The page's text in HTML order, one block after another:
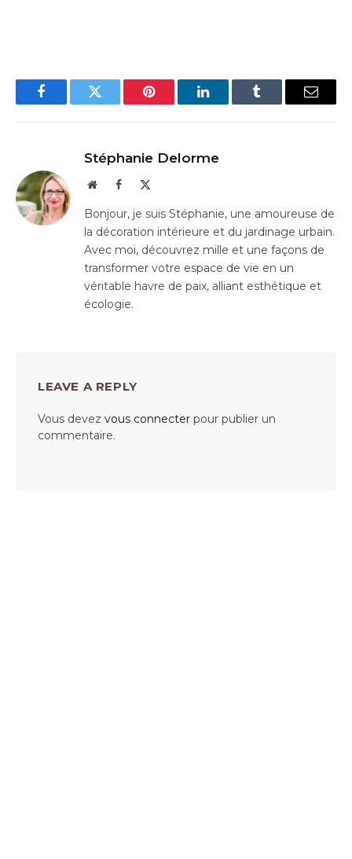
FacebookTwitter Pinterest LinkedInTumblr Email
Stéphanie Delorme
WebsiteFacebook
Bonjour, je suis Stéphanie, une amoureuse de
la décoration intérieure et du jardinage urbain.
Avec moi, découvrez mille et une façons de
transformer votre espace de vie en un
véritable havre de paix, alliant esthétique et
écologie.
LEAVE A REPLY
Vous devez vous connecter pour publier un
commentaire.